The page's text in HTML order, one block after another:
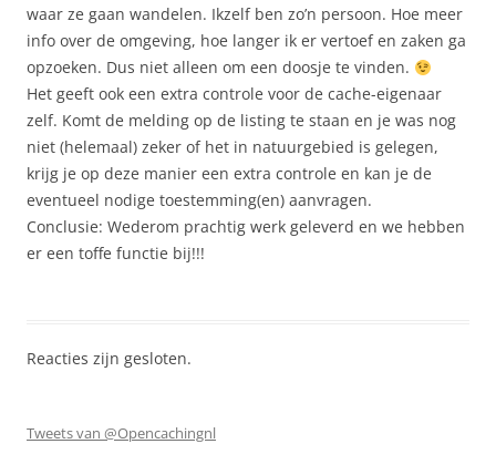
waar ze gaan wandelen. Ikzelf ben zo’n persoon. Hoe meer
info over de omgeving, hoe langer ik er vertoef en zaken ga
opzoeken. Dus niet alleen om een doosje te vinden.
Het geeft ook een extra controle voor de cache-eigenaar
zelf. Komt de melding op de listing te staan en je was nog
niet (helemaal) zeker of het in natuurgebied is gelegen,
krijg je op deze manier een extra controle en kan je de
eventueel nodige toestemming(en) aanvragen.
Conclusie: Wederom prachtig werk geleverd en we hebben
er een toffe functie bij!!!
Reacties zijn gesloten.
Tweets van @Opencachingnl